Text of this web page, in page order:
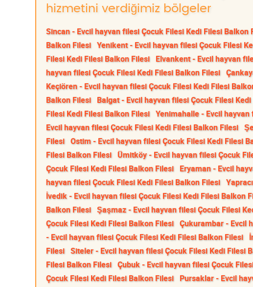
hizmetini verdiğimiz bölgeler
Sincan - Evcil hayvan filesi Çocuk Filesi Kedi Filesi Balkon
Balkon Filesi Yenikent - Evcil hayvan filesi Çocuk Filesi
Filesi Kedi Filesi Balkon Filesi Elvankent - Evcil hayvan
hayvan filesi Çocuk Filesi Kedi Filesi Balkon Filesi
Keçiören - Evcil hayvan filesi Çocuk Filesi Kedi Filesi
Balkon Filesi Balgat - Evcil hayvan filesi Çocuk Filesi
Filesi Kedi Filesi Balkon Filesi Yenimahalle - Evcil
Evcil hayvan filesi Çocuk Filesi Kedi Filesi Balkon Filesi
Filesi Ostim - Evcil hayvan filesi Çocuk Filesi Kedi Filesi
Filesi Balkon Filesi Ümitköy - Evcil hayvan filesi Çocuk
Çocuk Filesi Kedi Filesi Balkon Filesi Eryaman - Evcil
hayvan filesi Çocuk Filesi Kedi Filesi Balkon Filesi
İvedik - Evcil hayvan filesi Çocuk Filesi Kedi Filesi Balkon
Balkon Filesi Şaşmaz - Evcil hayvan filesi Çocuk Filesi
Çocuk Filesi Kedi Filesi Balkon Filesi Çukurambar - Evcil
- Evcil hayvan filesi Çocuk Filesi Kedi Filesi Balkon Filesi
Filesi Siteler - Evcil hayvan filesi Çocuk Filesi Kedi Filesi
Filesi Balkon Filesi Çubuk - Evcil hayvan filesi Çocuk
Çocuk Filesi Kedi Filesi Balkon Filesi Pursaklar - Evcil